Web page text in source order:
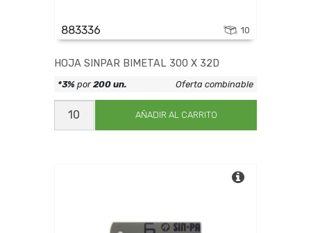
883336 10
HOJA SINPAR BIMETAL 300 X 32D
HOJA
SINPAR
BIMETAL
AÑADIR AL CARRITO
*3%por200 un. Oferta combinable